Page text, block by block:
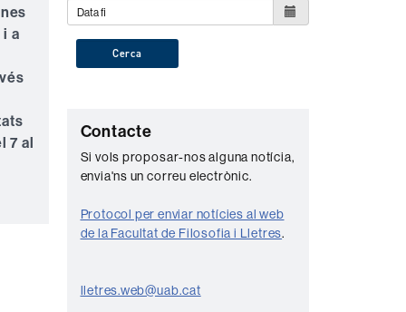
a
7 al
Cerca
C
o
n
t
a
t
Contacte
Si vols proposar-nos alguna notícia,
envia'ns un correu electrònic.
Protocol per enviar notícies al web
de la Facultat de Filosofia i Lletres.
lletres.web@uab.cat